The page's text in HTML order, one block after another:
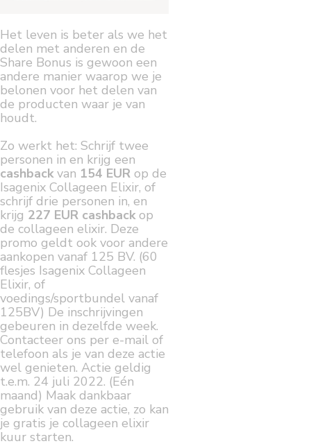
Het leven is beter als we het
delen met anderen en de
Share Bonus is gewoon een
andere manier waarop we je
belonen voor het delen van
de producten waar je van
houdt.
Zo werkt het: Schrijf twee
personen in en krijg een
cashbackvan 154 EUR op de
Isagenix Collageen Elixir, of
schrijf drie personen in, en
krijg 227 EUR cashbackop
de collageen elixir. Deze
promo geldt ook voor andere
aankopen vanaf 125 BV. (60
flesjes Isagenix Collageen
Elixir, of
voedings/sportbundel vanaf
125BV) De inschrijvingen
gebeuren in dezelfde week.
Contacteer ons per e-mail of
telefoon als je van deze actie
wel genieten. Actie geldig
t.e.m. 24 juli 2022. (Eén
maand) Maak dankbaar
gebruik van deze actie, zo kan
je gratis je collageen elixir
kuur starten.